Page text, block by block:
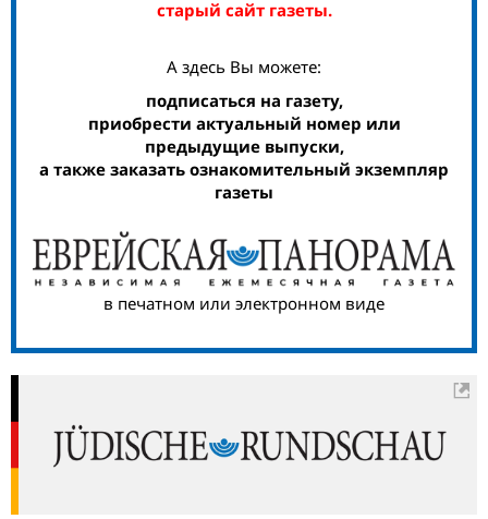
старый сайт газеты.
А здесь Вы можете:
подписаться на газету,
приобрести актуальный номер или
предыдущие выпуски,
а также заказать ознакомительный экземпляр
газеты
в печатном или электронном виде